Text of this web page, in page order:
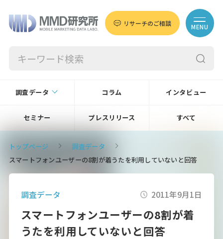
リサーチのご相談 MENU
調査データ コラム インタビュー
セミナー プレスリリース すべて
トップページ
調査データ
スマートフォンユーザーの8割が着うたを利用していないと回答
調査データ 2011年9月1日
スマートフォンユーザーの8割が着
うたを利用していないと回答